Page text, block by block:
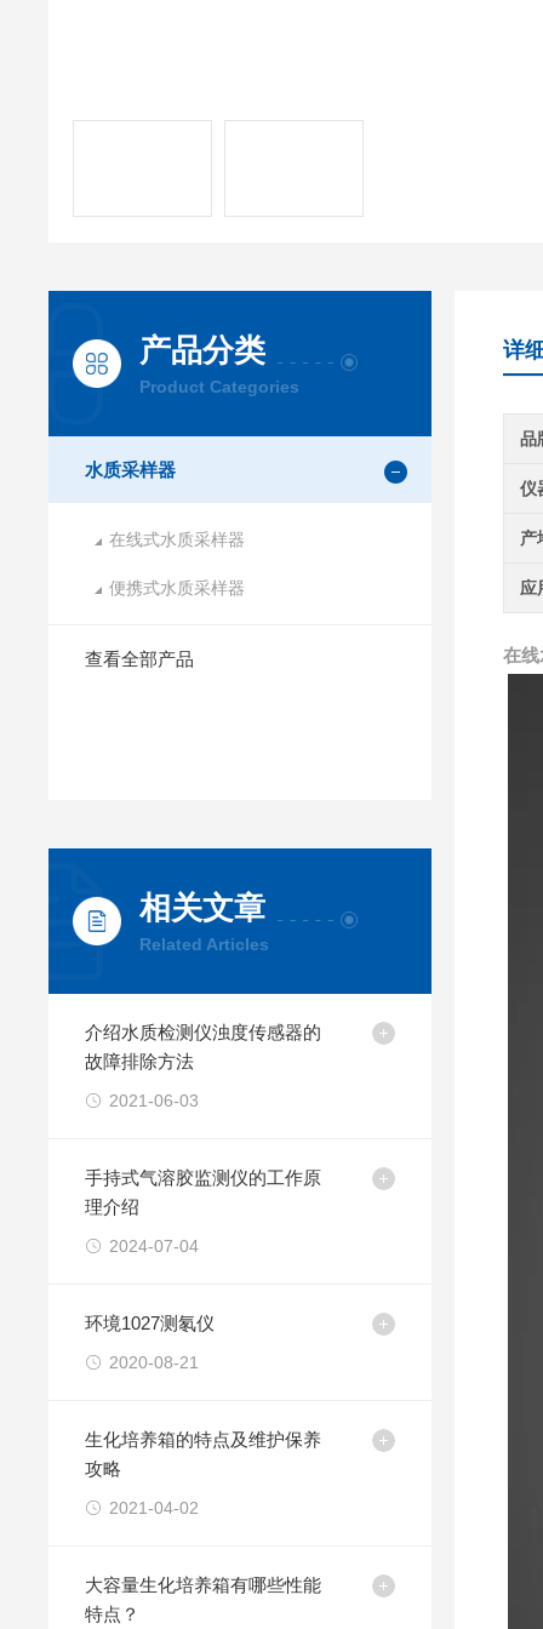
产品分类
Product Categories
水质采样器
在线式水质采样器
便携式水质采样器
查看全部产品
相关文章
Related Articles
介绍水质检测仪浊度传感器的
故障排除方法
2021-06-03
手持式气溶胶监测仪的工作原
理介绍
2024-07-04
环境1027测氡仪
2020-08-21
生化培养箱的特点及维护保养
攻略
2021-04-02
大容量生化培养箱有哪些性能
特点？
详
品
仪
产
应
在